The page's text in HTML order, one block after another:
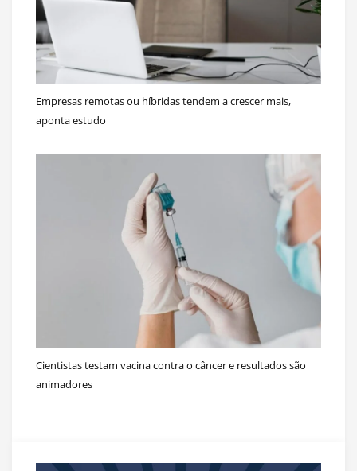
Empresas remotas ou híbridas tendem a crescer mais,
aponta estudo
Cientistas testam vacina contra o câncer e resultados são
animadores